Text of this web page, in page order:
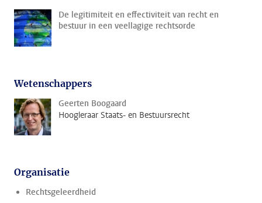
De legitimiteit en effectiviteit van recht en
bestuur in een veellagige rechtsorde
Wetenschappers
Geerten Boogaard
Hoogleraar Staats- en Bestuursrecht
Organisatie
Rechtsgeleerdheid